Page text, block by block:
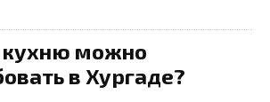
можно
в Хургаде?